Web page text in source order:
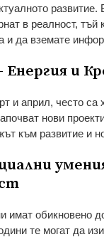
развитие.
в реалност, тъй
и да вземате
и
и април, често са
нови
към развитие и
имат обикновено
те могат да